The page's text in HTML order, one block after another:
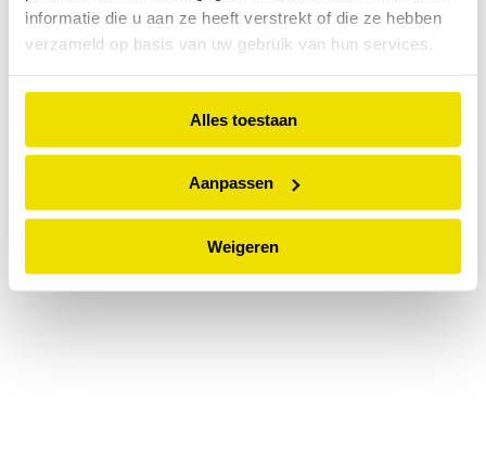
informatie die u aan ze heeft verstrekt of die ze hebben
verzameld op basis van uw gebruik van hun services.
Alles toestaan
Aanpassen
Weigeren
information).